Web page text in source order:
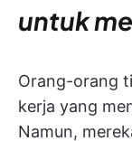
untuk
Orang-orang
kerja yang
Namun,